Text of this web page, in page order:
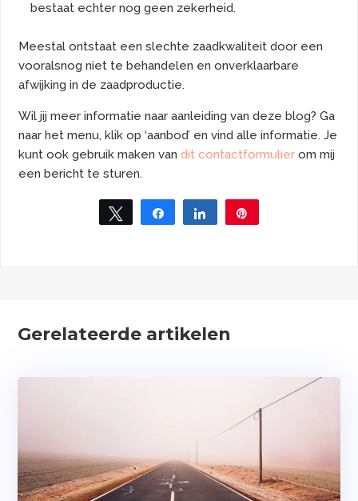
bestaat echter nog geen zekerheid.
Meestal ontstaat een slechte zaadkwaliteit door een
vooralsnog niet te behandelen en onverklaarbare
afwijking in de zaadproductie.
Wil jij meer informatie naar aanleiding van deze blog? Ga
naar het menu, klik op ‘aanbod’ en vind alle informatie. Je
kunt ook gebruik maken vandit contactformulier om mij
een bericht te sturen.
Tweet Share Share
Gerelateerde artikelen